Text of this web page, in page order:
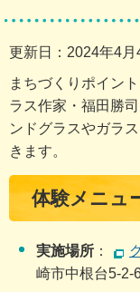
更新日：2024年4月
まちづくりポイン
ラス作家・福田勝
ンドグラスやガラ
きます。
体験メニュ
実施場所 ：
崎市中根台5-2-6